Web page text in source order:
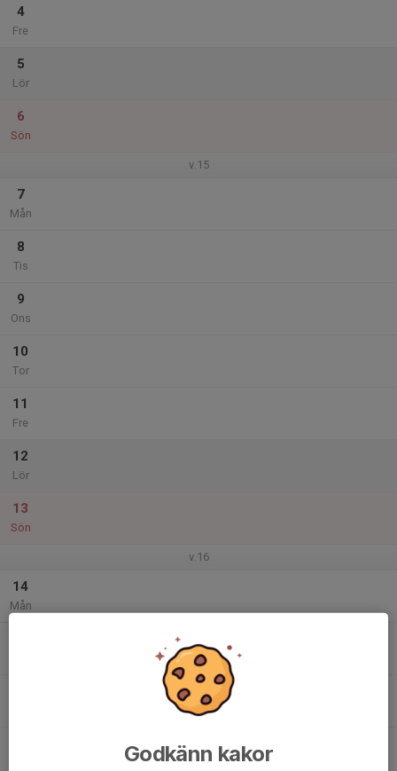
4
Fre
5
Lör
6
Sön
v.15
7
Mån
8
Tis
9
Ons
10
Tor
11
Fre
12
Lör
13
Sön
v.16
14
Mån
Godkänn kakor